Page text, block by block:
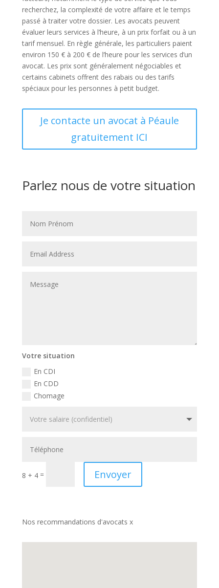
recherchez, la complexité de votre affaire et le temps
passé à traiter votre dossier. Les avocats peuvent
évaluer leurs services à l’heure, à un prix forfait ou à un
tarif mensuel. En règle générale, les particuliers paient
environ 150 € à 200 € de l’heure pour les services d’un
avocat. Les prix sont généralement négociables et
certains cabinets offrent des rabais ou des tarifs
spéciaux pour les personnes à petit budget.
Je contacte un avocat à Péaule
gratuitement ICI
Parlez nous de votre situation
Votre situation
En CDI
En CDD
Chomage
8 + 4= Envoyer
Nos recommandations d'avocats x